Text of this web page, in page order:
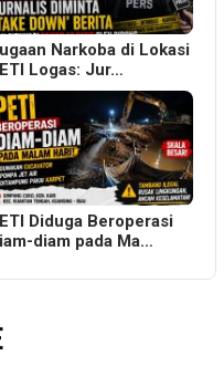
Narkoba di Lokasi
Logas: Jur…
Diduga Beroperasi
diam pada Ma…